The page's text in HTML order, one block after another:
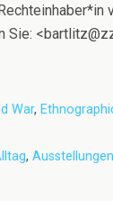
Sie:
War,
, Ausstellungen